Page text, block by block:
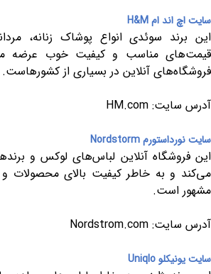
سایت اچ اند امH&M
این برند سوئدی انواع پوشاک زنانه،
قیمت‌های مناسب و کیفیت خوب عرضه
فروشگاه‌های آنلاین در بسیاری از کشورهاست.
آدرس سایت: HM.com
سایت نورداستورمNordstorm
این فروشگاه آنلاین لباس‌های لوکس و
می‌کند و به خاطر کیفیت بالای محصولات
مشهور است.
آدرس سایت: Nordstrom.com
سایت یونیکلوUniqlo